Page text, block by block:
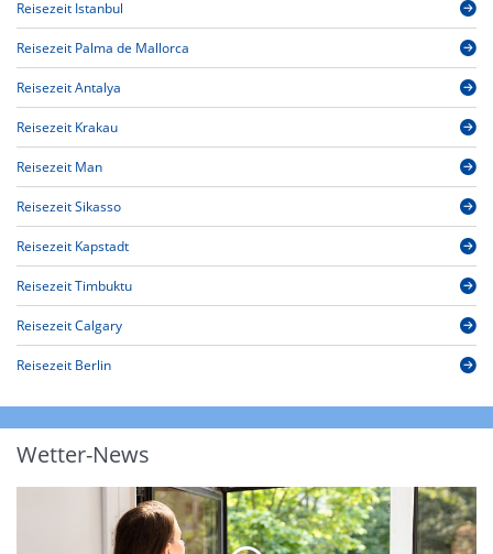
Reisezeit Istanbul
Reisezeit Palma de Mallorca
Reisezeit Antalya
Reisezeit Krakau
Reisezeit Man
Reisezeit Sikasso
Reisezeit Kapstadt
Reisezeit Timbuktu
Reisezeit Calgary
Reisezeit Berlin
Wetter-News